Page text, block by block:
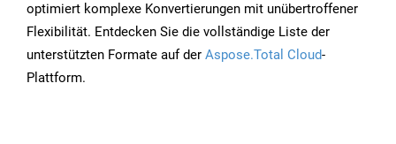
optimiert komplexe Konvertierungen mit unübertroffener
Flexibilität. Entdecken Sie die vollständige Liste der
unterstützten Formate auf der Aspose.Total Cloud-
Plattform.